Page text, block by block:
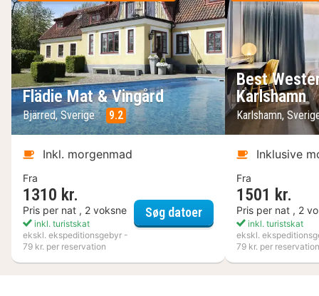
Flädie Mat & Vingård
Bjärred, Sverige 9.2
Inkl. morgenmad
Fra
1310 kr.
Pris per nat , 2 voksne
inkl. turistskat
ekskl. ekspeditionsgebyr -
79 kr. per reservation
Søg datoerFlädie Mat & Vingård
Best
Karlshamn
Karlshamn,
Inklusive
Fra
1501 kr.
Pris per nat , 2
inkl. turistskat
ekskl.
79 kr. per reservation